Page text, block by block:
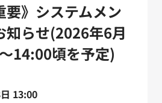
》システムメン
知らせ(2026年6月
14:00頃を予定)
13:00